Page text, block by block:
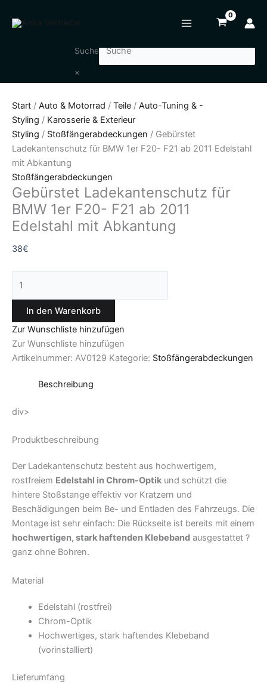
Inhalt
Suche
×
Start / Auto & Motorrad / Teile / Auto-Tuning & -
Styling / Karosserie & Exterieur
Styling / Stoßfängerabdeckungen / Gebürstet
Ladekantenschutz für BMW 1er F20- F21 ab 2011 Edelstahl
mit Abkantung
Stoßfängerabdeckungen
Gebürstet Ladekantenschutz für
BMW 1er F20- F21 ab 2011
Edelstahl mit Abkantung
38€
Ladekantenschutz
ab
2011
Edelstahl
mit
Abkantung
Menge
In den Warenkorb
Zur Wunschliste hinzufügen
Zur Wunschliste hinzufügen
Artikelnummer: AV0129 Kategorie: Stoßfängerabdeckungen
Beschreibung
div>
Produktbeschreibung
Der Ladekantenschutz besteht aus hochwertigem,
rostfreiem Edelstahl in Chrom-Optik und schützt die
hintere Stoßstange effektiv vor Kratzern und
Beschädigungen beim Be- und Entladen des Fahrzeugs. Die
Montage ist sehr einfach: Die Rückseite ist bereits mit einem
hochwertigen, stark haftenden Klebeband ausgestattet ?
ganz ohne Bohren.
Material
Edelstahl (rostfrei)
Chrom-Optik
Hochwertiges, stark haftendes Klebeband
(vorinstalliert)
Lieferumfang